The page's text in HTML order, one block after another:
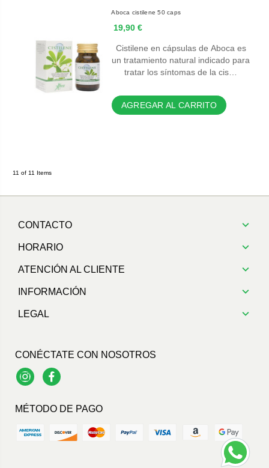
Aboca cistilene 50 caps
19,90 €
Cistilene en cápsulas de Aboca es
un tratamiento natural indicado para
tratar los síntomas de la cis…
AGREGAR AL CARRITO
11 of 11 Items
CONTACTO
HORARIO
ATENCIÓN AL CLIENTE
INFORMACIÓN
LEGAL
CONÉCTATE CON NOSOTROS
InstagramFacebook
MÉTODO DE PAGO